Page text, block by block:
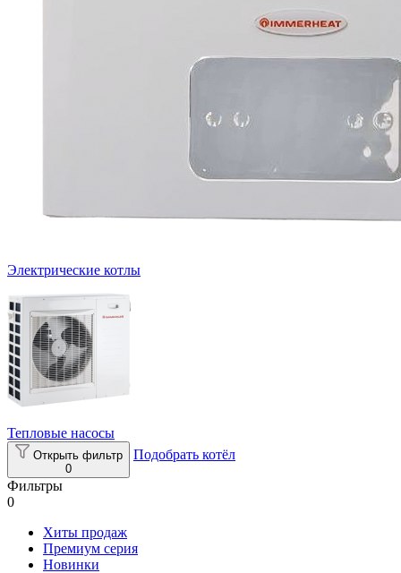
Электрические котлы
Тепловые насосы
Открыть фильтр
0
Подобрать котёл
Фильтры
0
Хиты продаж
Премиум серия
Новинки